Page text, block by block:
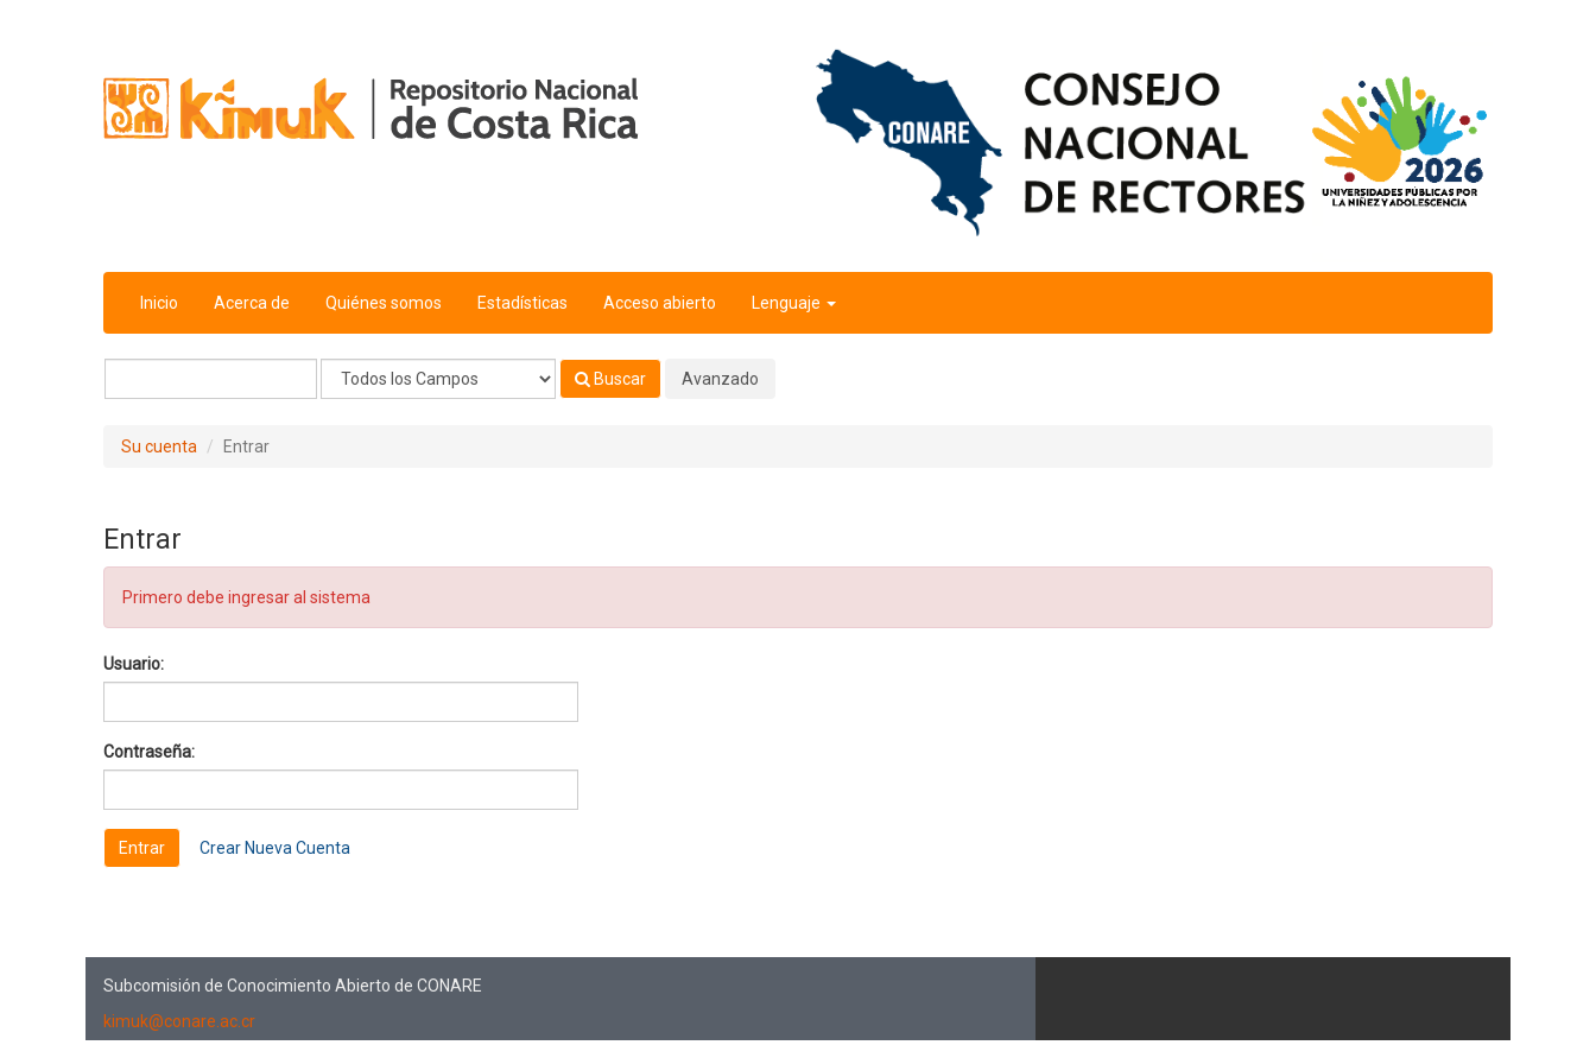
Inicio Acerca de Quiénes somos Estadísticas Acceso abierto Lenguaje
Buscar Avanzado
Su cuenta Entrar
Entrar
Primero debe ingresar al sistema
Usuario:
Contraseña:
Crear Nueva Cuenta
Subcomisión de Conocimiento Abierto de CONARE
kimuk@conare.ac.cr